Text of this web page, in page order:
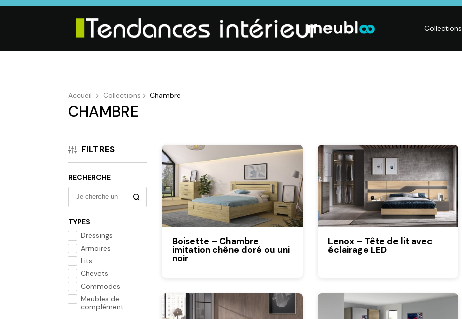
Collections
Tables, Chaises,
Meubles TV,
Meubles de
Armoires, Lits,
Chevets,
Commodes
Sommiers,
Literies
Linge de maison
maison, Objets
déco,
Luminaires,
Déco murales
Accueil Collections Chambre
CHAMBRE
FILTRES
RECHERCHE
TYPES
Dressings
Armoires
Lits
Chevets
Commodes
Meubles de
complément
Boisette – Chambre
imitation chêne doré ou uni
noir
Lenox – Tête de lit avec
éclairage LED